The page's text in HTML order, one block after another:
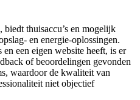
thuisaccu’s en mogelijk
en energie-oplossingen.
een eigen website heeft, is er
of beoordelingen gevonden
waardoor de kwaliteit van
niet objectief